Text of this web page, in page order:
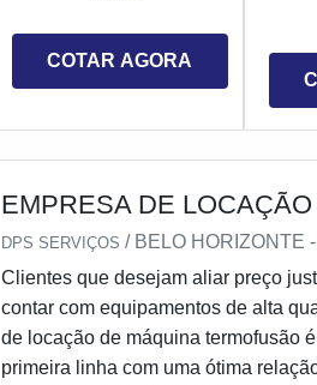
COTAR AGORA
EMPRESA DE
DPS SERVIÇOS/ BELO HORIZONTE
Clientes que desejam aliar preço
contar com equipamentos de alta
de locação de máquina termofusão
primeira linha com uma ótima